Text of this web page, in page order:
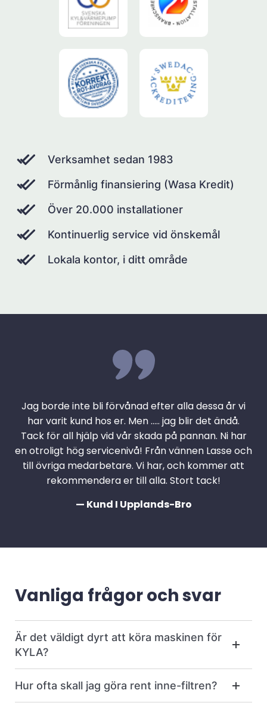
Verksamhet sedan 1983
Förmånlig finansiering (Wasa Kredit)
Över 20.000 installationer
Kontinuerlig service vid önskemål
Lokala kontor, i ditt område
Jag borde inte bli förvånad efter alla dessa år vi
har varit kund hos er. Men ….. jag blir det ändå.
Tack för all hjälp vid vår skada på pannan. Ni har
en otroligt hög servicenivå! Från vännen Lasse och
till övriga medarbetare. Vi har, och kommer att
rekommendera er till alla. Stort tack!
— Kund I Upplands-Bro
Vanliga frågor och svar
Är det väldigt dyrt att köra maskinen för
KYLA?
Hur ofta skall jag göra rent inne-filtren?